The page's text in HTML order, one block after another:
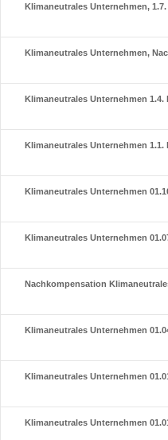
Klimaneutrales Unternehmen, 1.7.
Klimaneutrales Unternehmen,
Klimaneutrales Unternehmen 1.4.
Klimaneutrales Unternehmen 1.1.
Klimaneutrales Unternehmen
Klimaneutrales Unternehmen
Nachkompensation
Klimaneutrales Unternehmen
Klimaneutrales Unternehmen
Klimaneutrales Unternehmen